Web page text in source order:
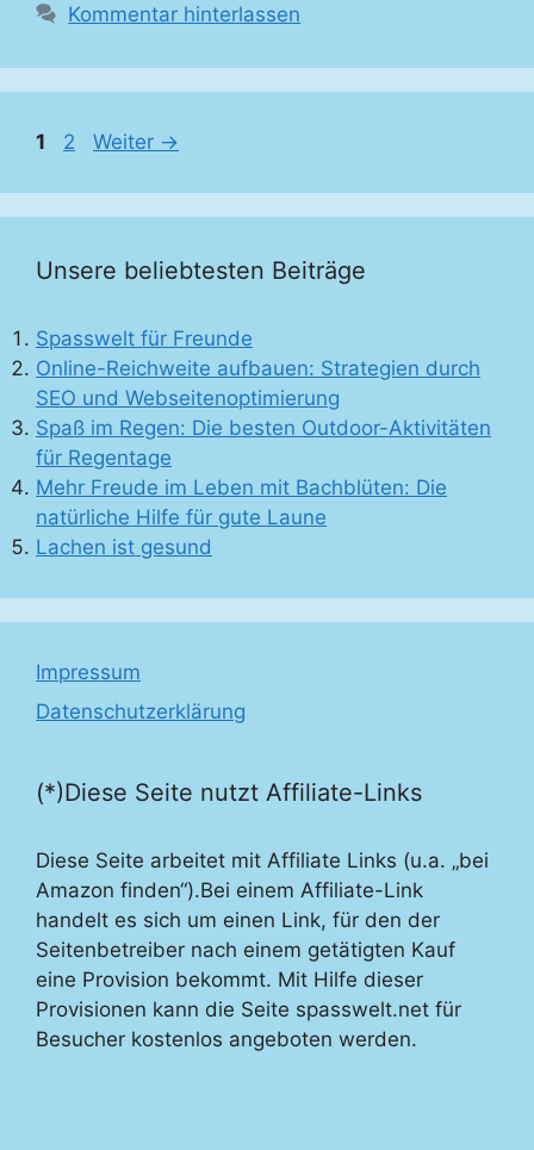
Kommentar hinterlassen
Seite
1 Seite
2 Weiter →
Unsere beliebtesten Beiträge
Spasswelt für Freunde
Online-Reichweite aufbauen: Strategien durch
SEO und Webseitenoptimierung
Spaß im Regen: Die besten Outdoor-Aktivitäten
für Regentage
Mehr Freude im Leben mit Bachblüten: Die
natürliche Hilfe für gute Laune
Lachen ist gesund
Impressum
Datenschutzerklärung
(*)Diese Seite nutzt Affiliate-Links
Diese Seite arbeitet mit Affiliate Links (u.a. „bei
Amazon finden“).Bei einem Affiliate-Link
handelt es sich um einen Link, für den der
Seitenbetreiber nach einem getätigten Kauf
eine Provision bekommt. Mit Hilfe dieser
Provisionen kann die Seite spasswelt.net für
Besucher kostenlos angeboten werden.